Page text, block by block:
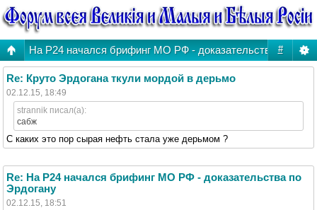
#
На Р24 начался брифинг МО РФ - доказательства по
Re: Круто Эрдогана ткули мордой в дерьмо
02.12.15, 18:49
strannik писал(а):
сабж
С каких это пор сырая нефть стала уже дерьмом ?
Re: На Р24 начался брифинг МО РФ - доказательства по
Эрдогану
02.12.15, 18:51